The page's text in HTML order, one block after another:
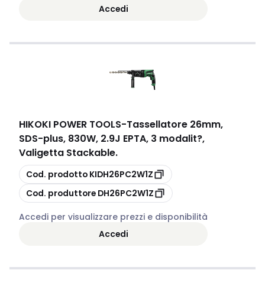
Accedi
HIKOKI POWER TOOLS-Tassellatore 26mm,
SDS-plus, 830W, 2.9J EPTA, 3 modalit?,
Valigetta Stackable.
copia
Cod. prodotto KIDH26PC2W1Z
copia
Cod. produttore DH26PC2W1Z
Accedi per visualizzare prezzi e disponibilità
Accedi